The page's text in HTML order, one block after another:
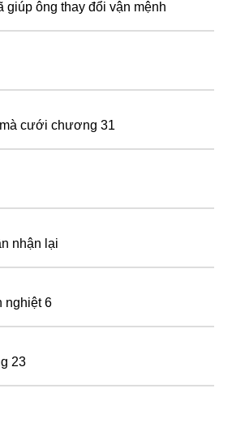
giúp ông thay đổi vận mệnh
cưới chương 31
nhận lại
nghiệt 6
23